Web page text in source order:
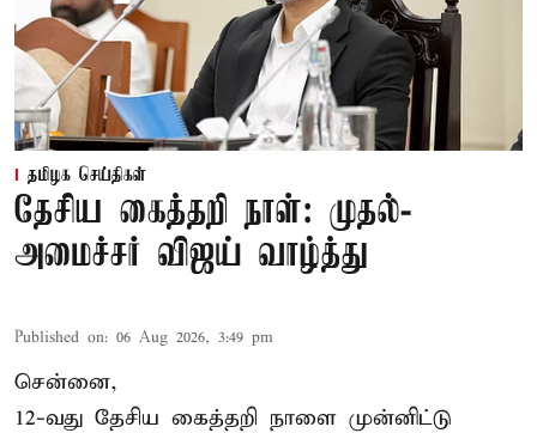
தமிழக செய்திகள்
தேசிய கைத்தறி நாள்: முதல்-
அமைச்சர் விஜய் வாழ்த்து
Published on: 06 Aug 2026, 3:49 pm
சென்னை,
12-வது தேசிய கைத்தறி நாளை முன்னிட்டு